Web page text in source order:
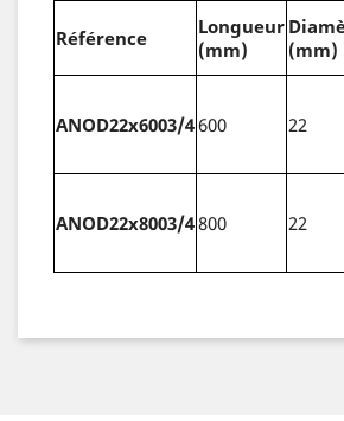
Référence
Longueur
(mm)
(mm)
ANOD22x6003/4600 22
ANOD22x8003/4800 22